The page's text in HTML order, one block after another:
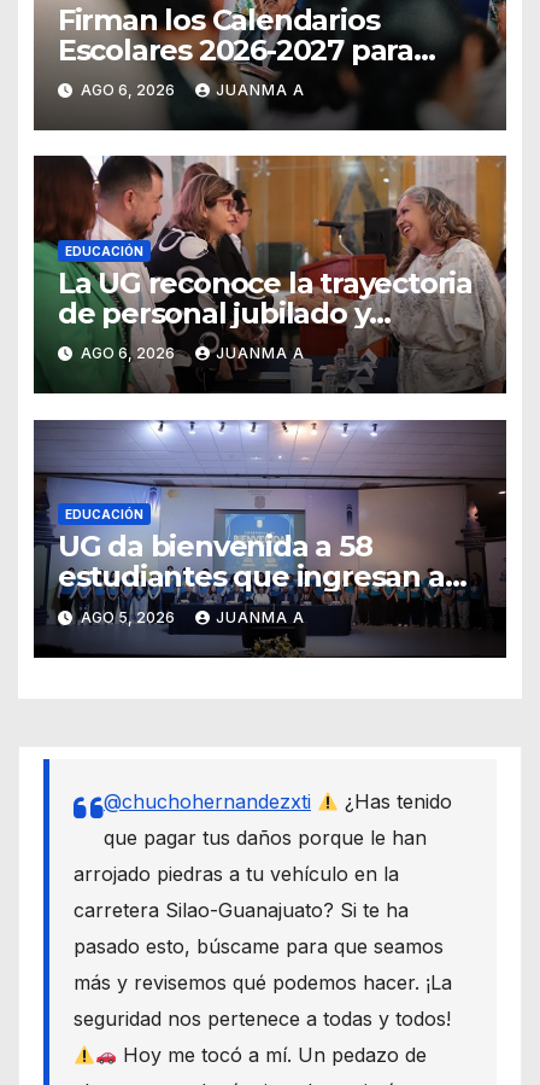
Firman los Calendarios
Escolares 2026-2027 para
Guanajuato
AGO 6, 2026 JUANMA A
EDUCACIÓN
La UG reconoce la trayectoria
de personal jubilado y
agradece su legado
AGO 6, 2026 JUANMA A
EDUCACIÓN
UG da bienvenida a 58
estudiantes que ingresan a
través de los programas de
equidad
AGO 5, 2026 JUANMA A
@chuchohernandezxti
¿Has tenido
que pagar tus daños porque le han
arrojado piedras a tu vehículo en la
carretera Silao-Guanajuato? Si te ha
pasado esto, búscame para que seamos
más y revisemos qué podemos hacer. ¡La
seguridad nos pertenece a todas y todos!
Hoy me tocó a mí. Un pedazo de